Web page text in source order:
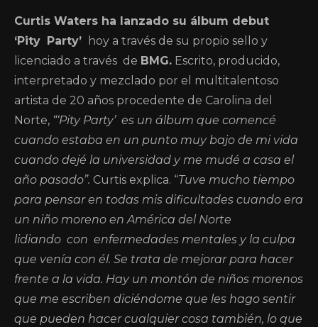
Curtis Waters ha lanzado su álbum debut
‘Pity
Party’
hoy a través de su propio sello y
licenciado a través de BMG. Escrito, producido,
interpretado y mezclado por el multitalentoso
artista de 20 años procedente de Carolina del
Norte, “‘Pity Party’ es un álbum que comencé
cuando estaba en un punto muy bajo de mi vida
cuando dejé la universidad y me mudé a casa el
año pasado”. Curtis explica. “Tuve mucho tiempo
para pensar en todas mis dificultades cuando era
un niño moreno en América del Norte
lidiando con enfermedades mentales y la culpa
que venía con él. Se trata de mejorar para hacer
frente a la vida. Hay un montón de niños morenos
que me escriben diciéndome que les hago sentir
que pueden hacer cualquier cosa también, lo que